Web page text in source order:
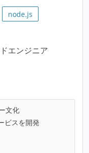
node.js
エンジニア
文化
ビスを開発